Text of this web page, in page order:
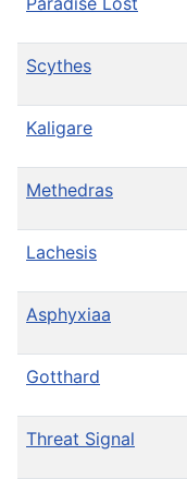
Scythes
Kaligare
Methedras
Lachesis
Asphyxiaa
Gotthard
Threat Signal